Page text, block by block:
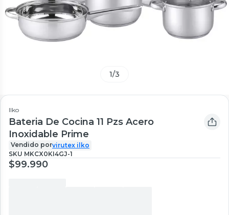
1/3
Ilko
Bateria De Cocina 11 Pzs Acero
Inoxidable Prime
Vendido porvirutex ilko
SKU MKCX0KI4GJ-1
$99.990